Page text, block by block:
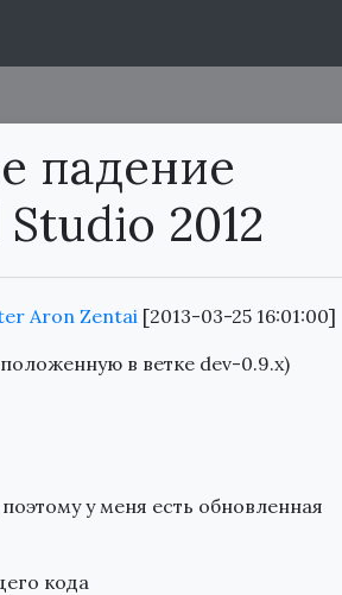
падение
2012
Aron Zentai [2013-03-25 16:01:00]
в ветке dev-0.9.x)
у меня есть обновленная
кода